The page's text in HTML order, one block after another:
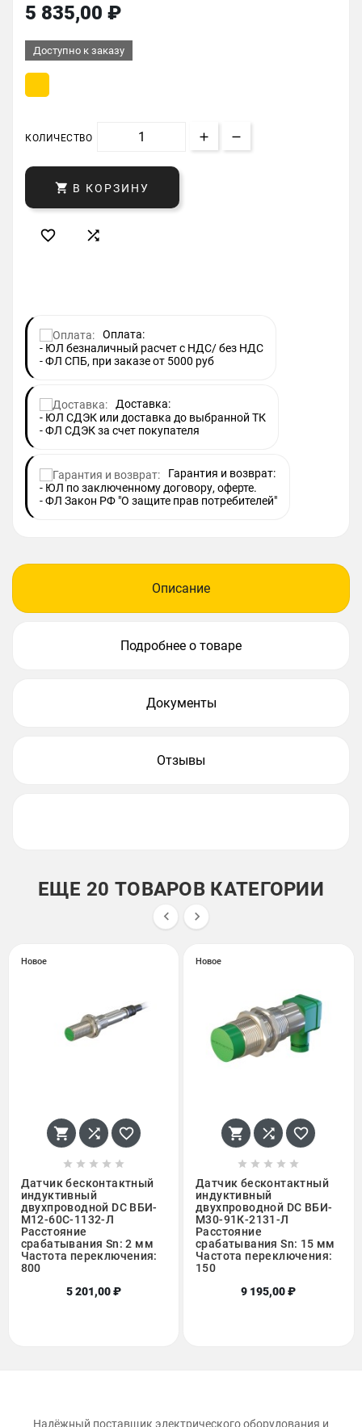
5 835,00 ₽
Доступно к заказу
КОЛИЧЕСТВО
 В КОРЗИНУ
 
Оплата:
- ЮЛ безналичный расчет с НДС/ без НДС
- ФЛ СПБ, при заказе от 5000 руб
Доставка:
- ЮЛ СДЭК или доставка до выбранной ТК
- ФЛ СДЭК за счет покупателя
Гарантия и возврат:
- ЮЛ по заключенному договору, оферте.
- ФЛ Закон РФ "О защите прав потребителей"
Описание
Подробнее о товаре
Документы
Отзывы
ЕЩЕ 20 ТОВАРОВ КАТЕГОРИИ
 
Новое
  
    
Датчик бесконтактный
индуктивный
двухпроводной DC ВБИ-
М12-60С-1132-Л
Расстояние
срабатывания Sn: 2 мм
Частота переключения:
800
5 201,00 ₽
Новое
  
    
Датчик бесконтактный
индуктивный
двухпроводной DC ВБИ-
М30-91К-2131-Л
Расстояние
срабатывания Sn: 15 мм
Частота переключения:
150
9 195,00 ₽
Надёжный поставщик электрического оборудования и